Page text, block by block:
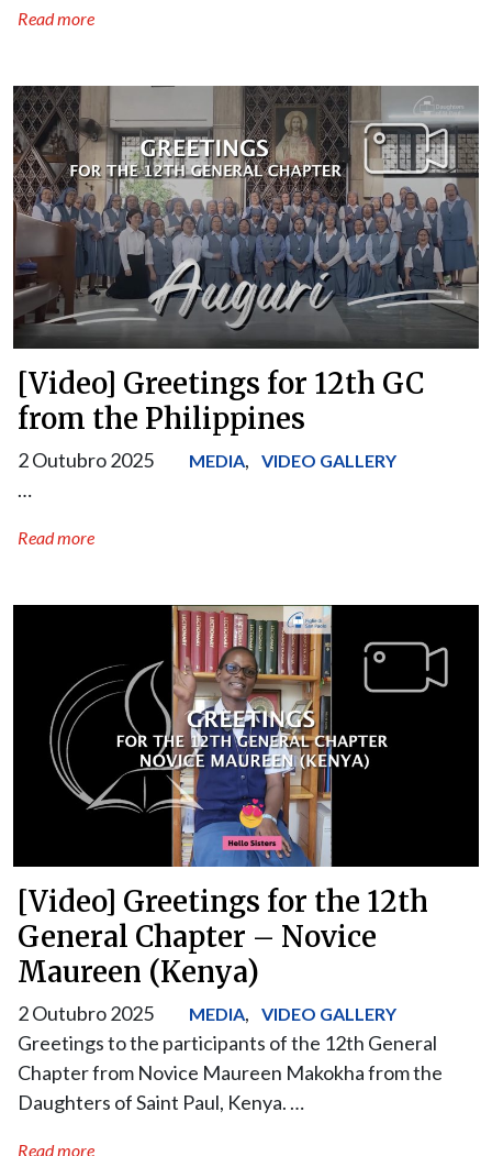
Read more
[Video] Greetings for 12th GC
from the Philippines
2 Outubro 2025 MEDIA, VIDEO GALLERY
…
Read more
[Video] Greetings for the 12th
General Chapter – Novice
Maureen (Kenya)
2 Outubro 2025 MEDIA, VIDEO GALLERY
Greetings to the participants of the 12th General
Chapter from Novice Maureen Makokha from the
Daughters of Saint Paul, Kenya. …
Read more